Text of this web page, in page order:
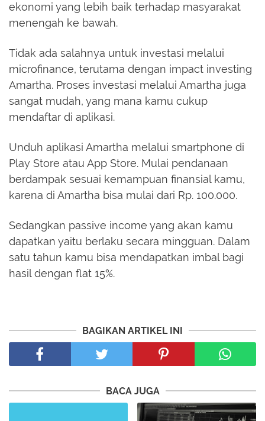
ekonomi yang lebih baik terhadap masyarakat
menengah ke bawah.
Tidak ada salahnya untuk investasi melalui
microfinance, terutama dengan impact investing
Amartha. Proses investasi melalui Amartha juga
sangat mudah, yang mana kamu cukup
mendaftar di aplikasi.
Unduh aplikasi Amartha melalui smartphone di
Play Store atau App Store. Mulai pendanaan
berdampak sesuai kemampuan finansial kamu,
karena di Amartha bisa mulai dari Rp. 100.000.
Sedangkan passive income yang akan kamu
dapatkan yaitu berlaku secara mingguan. Dalam
satu tahun kamu bisa mendapatkan imbal bagi
hasil dengan flat 15%.
BAGIKAN ARTIKEL INI
BACA JUGA